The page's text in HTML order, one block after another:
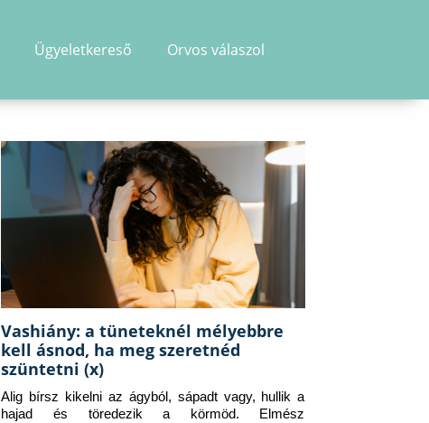
Ügyeletkereső Orvos válaszol
Vashiány: a tüneteknél mélyebbre
kell ásnod, ha meg szeretnéd
szüntetni (x)
Alig bírsz kikelni az ágyból, sápadt vagy, hullik a
hajad és töredezik a körmöd. Elmész